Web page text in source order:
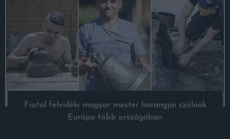
Fiatal felvidéki magyar mester harangjai szólnak
Európa több országában